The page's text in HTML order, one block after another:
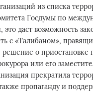
из списка
Госдумы по
даст возможность
с «Талибаном»,
решение о приостановке
или его
прекратила
пропаганду и